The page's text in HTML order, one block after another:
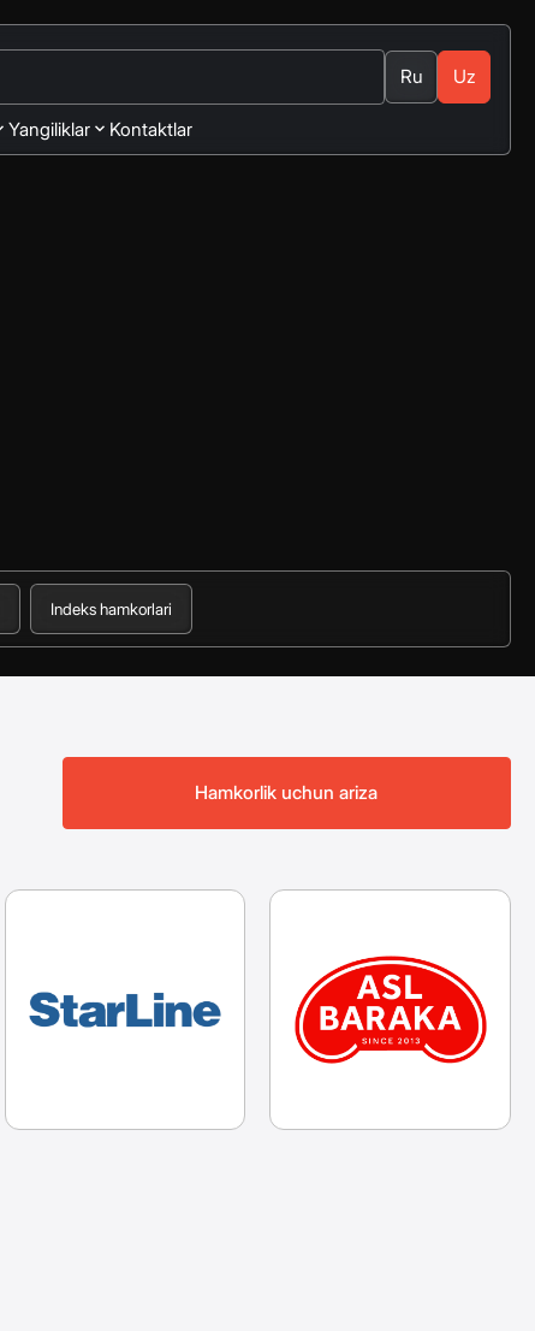
Ru Uz
Yangiliklar Kontaktlar
Indeks hamkorlari
Hamkorlik uchun ariza